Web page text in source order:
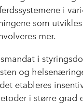
i
som
mer.
i
og
etableres
i større grad